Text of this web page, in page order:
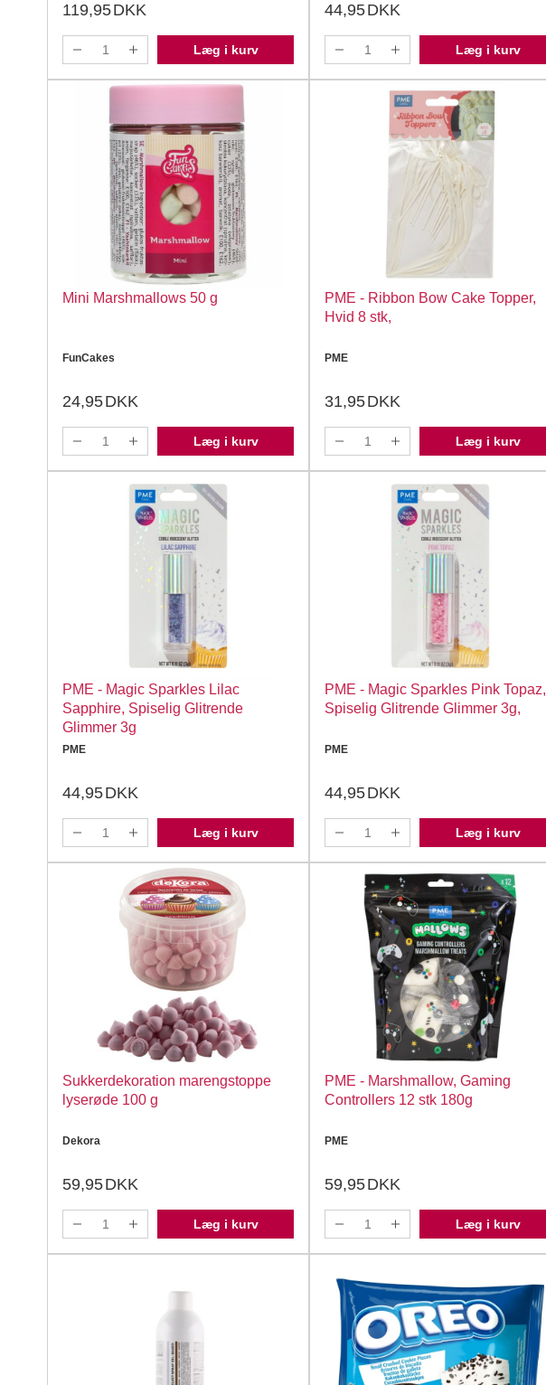
119,95DKK
Læg i kurv
44,95DKK
Læg i kurv
Mini Marshmallows 50 g
FunCakes
24,95DKK
Læg i kurv
PME - Ribbon Bow Cake Topper,
Hvid 8 stk,
PME
31,95DKK
Læg i kurv
PME - Magic Sparkles Lilac
Sapphire, Spiselig Glitrende
Glimmer 3g
PME
44,95DKK
Læg i kurv
PME - Magic Sparkles Pink Topaz,
Spiselig Glitrende Glimmer 3g,
PME
44,95DKK
Læg i kurv
Sukkerdekoration marengstoppe
lyserøde 100 g
Dekora
59,95DKK
Læg i kurv
PME - Marshmallow, Gaming
Controllers 12 stk 180g
PME
59,95DKK
Læg i kurv